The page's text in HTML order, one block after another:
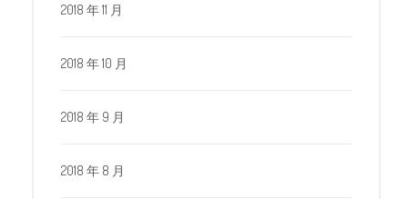
2018 年 11 月
2018 年 10 月
2018 年 9 月
2018 年 8 月